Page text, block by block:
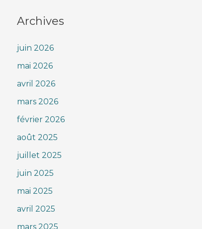
Archives
juin 2026
mai 2026
avril 2026
mars 2026
février 2026
août 2025
juillet 2025
juin 2025
mai 2025
avril 2025
mars 2025